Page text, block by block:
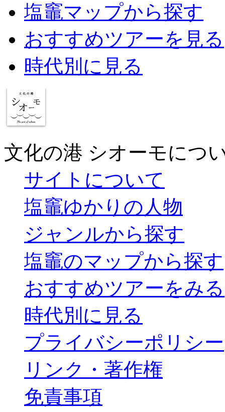
塩竈マップから探す
おすすめツアーを見る
時代別に見る
文化の港 シオーモにつ
サイトについて
塩竈ゆかりの人物
ジャンルから探す
塩竈のマップから探す
おすすめツアーをみる
時代別に見る
プライバシーポリシー
リンク・著作権
免責事項